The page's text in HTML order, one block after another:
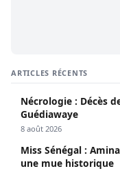
ARTICLES RÉCENTS
Nécrologie : Décès
Guédiawaye
8 août 2026
Miss Sénégal :
une mue historique